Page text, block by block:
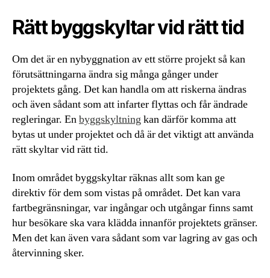
Rätt byggskyltar vid rätt tid
Om det är en nybyggnation av ett större projekt så kan
förutsättningarna ändra sig många gånger under
projektets gång. Det kan handla om att riskerna ändras
och även sådant som att infarter flyttas och får ändrade
regleringar. Enbyggskyltning kan därför komma att
bytas ut under projektet och då är det viktigt att använda
rätt skyltar vid rätt tid.
Inom området byggskyltar räknas allt som kan ge
direktiv för dem som vistas på området. Det kan vara
fartbegränsningar, var ingångar och utgångar finns samt
hur besökare ska vara klädda innanför projektets gränser.
Men det kan även vara sådant som var lagring av gas och
återvinning sker.